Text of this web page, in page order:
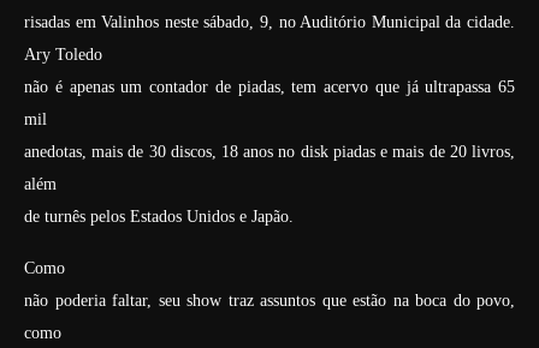
risadas em Valinhos neste sábado, 9, no Auditório Municipal da cidade.
Ary Toledo
não é apenas um contador de piadas, tem acervo que já ultrapassa 65
mil
anedotas, mais de 30 discos, 18 anos no disk piadas e mais de 20 livros,
além
de turnês pelos Estados Unidos e Japão.
Como
não poderia faltar, seu show traz assuntos que estão na boca do povo,
como